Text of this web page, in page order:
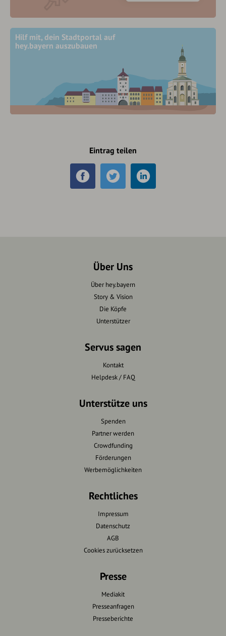
Hilf mit, dein Stadtportal auf
hey.bayern auszubauen
Eintrag teilen
Über Uns
Über hey.bayern
Story & Vision
Die Köpfe
Unterstützer
Servus sagen
Kontakt
Helpdesk / FAQ
Unterstütze uns
Spenden
Partner werden
Crowdfunding
Förderungen
Werbemöglichkeiten
Rechtliches
Impressum
Datenschutz
AGB
Cookies zurücksetzen
Presse
Mediakit
Presseanfragen
Presseberichte